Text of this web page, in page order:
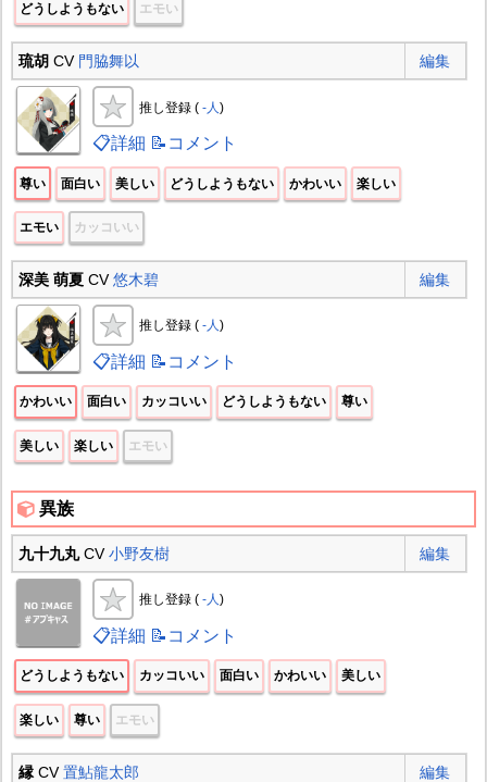
どうしようもない エモい
琉胡 CV 門脇舞以 編集
推し登録 ( -人 )
📋詳細 📝コメント
尊い 面白い 美しい どうしようもない かわいい 楽しい
エモい カッコいい
深美 萌夏CV悠木碧 編集
推し登録 ( -人)
📋詳細 📝コメント
かわいい 面白い カッコいい どうしようもない 尊い
美しい 楽しい エモい
異族
九十九丸CV小野友樹 編集
推し登録 ( -人)
📋詳細 📝コメント
どうしようもない カッコいい 面白い かわいい 美しい
楽しい 尊い エモい
縁CV置鮎龍太郎 編集